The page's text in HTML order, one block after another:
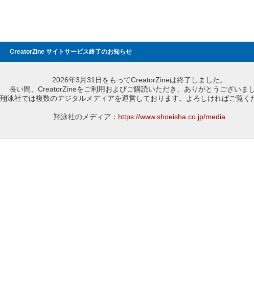
CreatorZine サイトサービス終了のお知らせ
2026年3月31日をもってCreatorZineは終了しました。
長い間、CreatorZineをご利用およびご購読いただき、ありがとうございまし
翔泳社では複数のデジタルメディアを運営しております。よろしければご覧く
翔泳社のメディア： https://www.shoeisha.co.jp/media